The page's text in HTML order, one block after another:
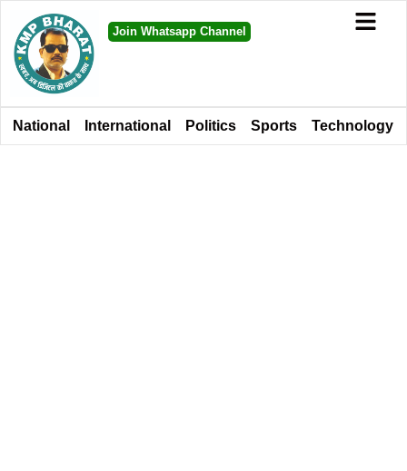
Join Whatsapp Channel
National International Politics Sports Technology